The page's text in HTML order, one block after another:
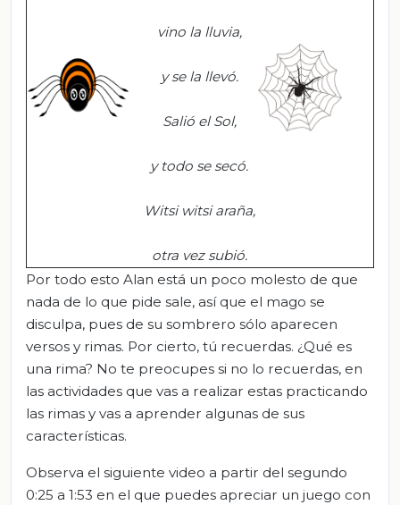
vino la lluvia,
y se la llevó.
Salió el Sol,
y todo se secó.
Witsi witsiaraña,
otra vez subió.
Por todo esto Alan está un poco molesto de que
nada de lo que pide sale, así que el mago se
disculpa, pues de su sombrero sólo aparecen
versos y rimas. Por cierto, tú recuerdas. ¿Qué es
una rima? No te preocupes si no lo recuerdas, en
las actividades que vas a realizar estas practicando
las rimas y vas a aprender algunas de sus
características.
Observa el siguiente video a partir del segundo
0:25 a 1:53 en el que puedes apreciar un juego con